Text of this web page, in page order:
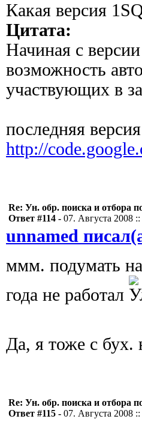
Какая версия
Цитата:
Начиная с
возможность
участвующих в
последняя
http://
Re: Ун. обр. поиска и отбора
Ответ #114 - 07. Августа 2008
unnamed
ммм. подумать
года не работал
Да, я тоже с бух.
Re: Ун. обр. поиска и отбора
Ответ #115 - 07. Августа 2008